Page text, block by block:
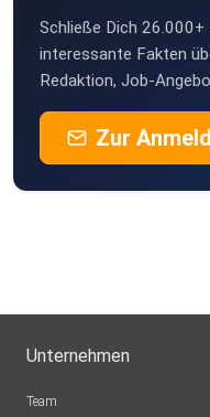
Schließe Dich 26.000+
interessante Fakten
Redaktion, Job-
Zur
Unternehmen
Team